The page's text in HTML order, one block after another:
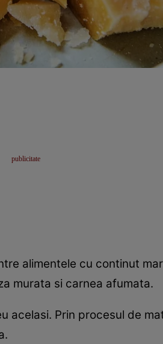
alimentele cu continut
murata si carnea afumata.
acelasi. Prin procesul de